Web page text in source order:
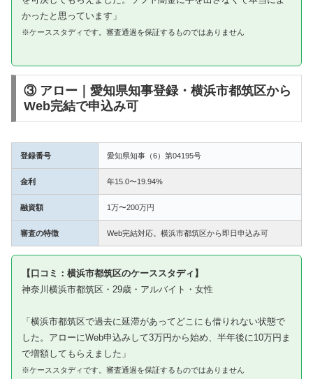
かったと思っています」
※ケーススタディです。審査通過を保証するものではありません
③ アロー｜愛知県知事登録・横浜市都筑区から
Web完結で申込み可
登録番号 愛知県知事（6）第04195号
金利 年15.0〜19.94%
融資額 1万〜200万円
審査の特徴 Web完結対応。横浜市都筑区から即日申込み可
【口コミ：横浜市都筑区のケーススタディ】
神奈川横浜市都筑区・29歳・アルバイト・女性
「横浜市都筑区で過去に延滞があってどこにも借りれない状態で
した。アローにWeb申込みして3万円から始め、半年後に10万円ま
で増額してもらえました」
※ケーススタディです。審査通過を保証するものではありません